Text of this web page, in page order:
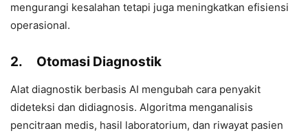
mengurangi kesalahan tetapi juga meningkatkan efisiensi
operasional.
2. Otomasi Diagnostik
Alat diagnostik berbasis AI mengubah cara penyakit
dideteksi dan didiagnosis. Algoritma menganalisis
pencitraan medis, hasil laboratorium, dan riwayat pasien